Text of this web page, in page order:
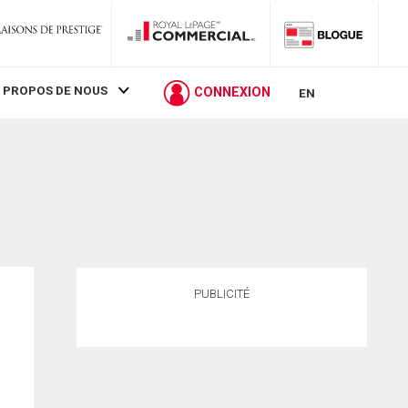
PROPOS DE NOUS CONNEXION EN
PUBLICITÉ